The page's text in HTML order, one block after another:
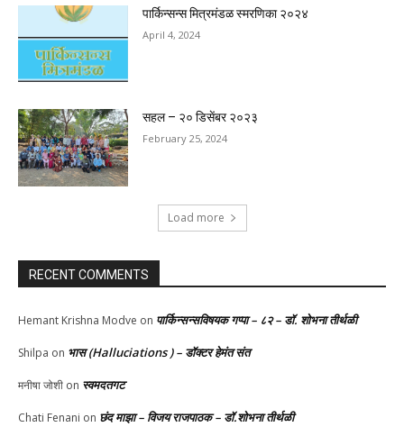
पार्किन्सन्स मित्रमंडळ स्मरणिका २०२४
April 4, 2024
सहल – २० डिसेंबर २०२३
February 25, 2024
Load more
RECENT COMMENTS
Hemant Krishna Modve on पार्किन्सन्सविषयक गप्पा – ८२ – डॉ. शोभना तीर्थळी
Shilpa on भास (Halluciations ) – डॉक्टर हेमंत संत
मनीषा जोशी on स्वमदतगट
Chati Fenani on छंद माझा – विजय राजपाठक – डॉ.शोभना तीर्थळी